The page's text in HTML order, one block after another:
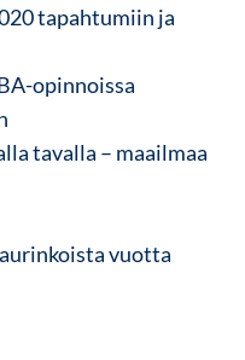
tapahtumiin ja
opinnoissa
tavalla – maailmaa
vuotta